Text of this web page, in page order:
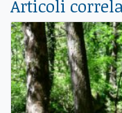
Articoli